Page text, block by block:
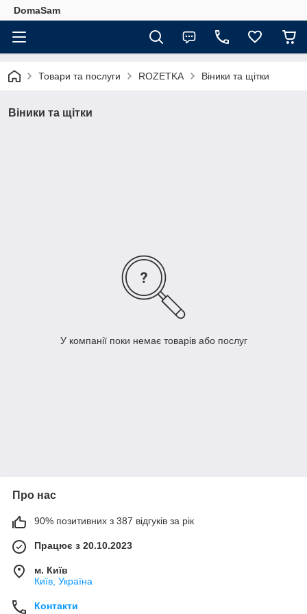
DomaSam
Товари та послуги ROZETKA Віники та щітки
Віники та щітки
У компанії поки немає товарів або послуг
Про нас
90% позитивних з 387 відгуків за рік
Працює з 20.10.2023
м. Київ
Київ, Україна
Контакти